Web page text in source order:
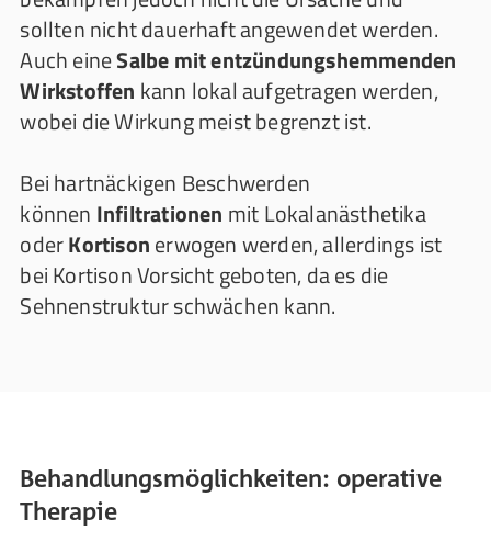
sollten nicht dauerhaft angewendet werden.
Auch eineSalbe mit entzündungshemmenden
Wirkstoffen kann lokal aufgetragen werden,
wobei die Wirkung meist begrenzt ist.
Bei hartnäckigen Beschwerden
können Infiltrationen mit Lokalanästhetika
oderKortisonerwogen werden, allerdings ist
bei Kortison Vorsicht geboten, da es die
Sehnenstruktur schwächen kann.
Behandlungsmöglichkeiten: operative
Therapie